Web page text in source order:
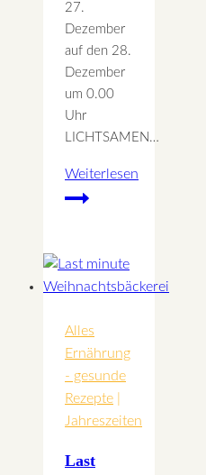
27.
Dezember
auf den 28.
Dezember
um 0.00
Uhr
LICHTSAMEN…
Weiterlesen
Rauhnacht
Lichtsamen
für
Alles
Ernährung
- gesunde
Rezepte
Jahreszeiten
Last